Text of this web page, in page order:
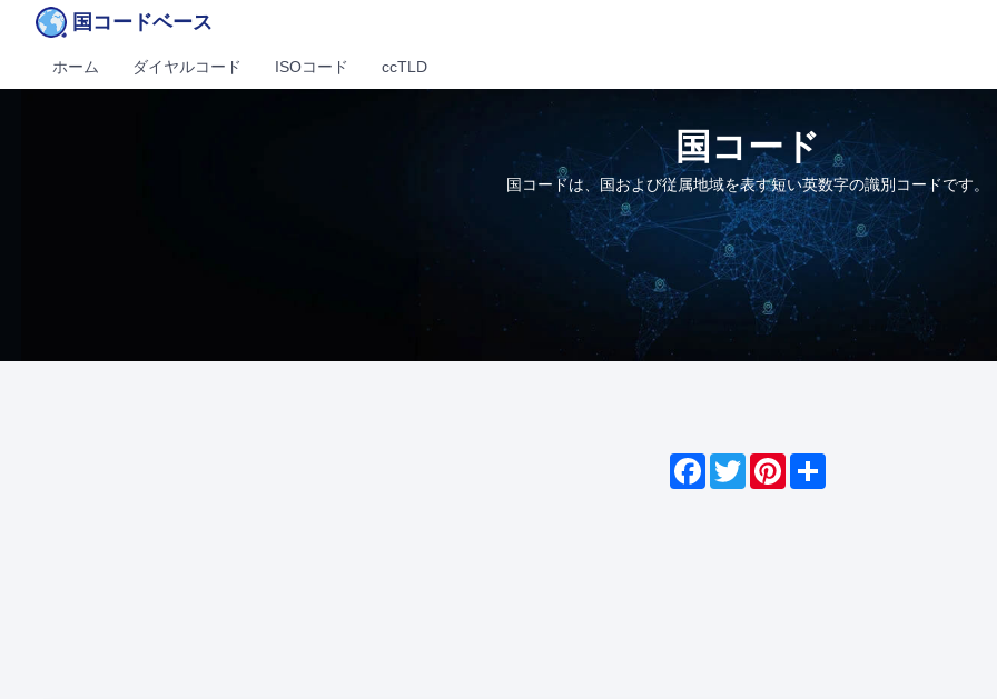
国コードベース
ホーム ダイヤルコード ISOコード ccTLD
国コード
国コードは、国および従属地域を表す短い英数字の識別コードです。
Facebook
Twitter
Pinterest
Share